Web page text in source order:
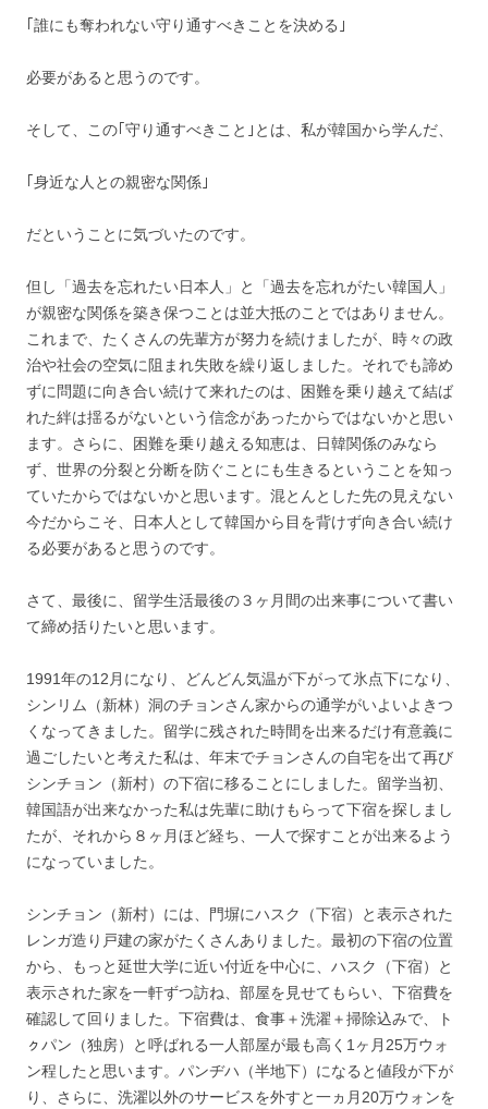
｢誰にも奪われない守り通すべきことを決める｣
必要があると思うのです。
そして、この｢守り通すべきこと｣とは、私が韓国から学んだ、
｢身近な人との親密な関係｣
だということに気づいたのです。
但し「過去を忘れたい日本人」と「過去を忘れがたい韓国人」
が親密な関係を築き保つことは並大抵のことではありません。
これまで、たくさんの先輩方が努力を続けましたが、時々の政
治や社会の空気に阻まれ失敗を繰り返しました。それでも諦め
ずに問題に向き合い続けて来れたのは、困難を乗り越えて結ば
れた絆は揺るがないという信念があったからではないかと思い
ます。さらに、困難を乗り越える知恵は、日韓関係のみなら
ず、世界の分裂と分断を防ぐことにも生きるということを知っ
ていたからではないかと思います。混とんとした先の見えない
今だからこそ、日本人として韓国から目を背けず向き合い続け
る必要があると思うのです。
さて、最後に、留学生活最後の３ヶ月間の出来事について書い
て締め括りたいと思います。
1991年の12月になり、どんどん気温が下がって氷点下になり、
シンリム（新林）洞のチョンさん家からの通学がいよいよきつ
くなってきました。留学に残された時間を出来るだけ有意義に
過ごしたいと考えた私は、年末でチョンさんの自宅を出て再び
シンチョン（新村）の下宿に移ることにしました。留学当初、
韓国語が出来なかった私は先輩に助けもらって下宿を探しまし
たが、それから８ヶ月ほど経ち、一人で探すことが出来るよう
になっていました。
シンチョン（新村）には、門塀にハスク（下宿）と表示された
レンガ造り戸建の家がたくさんありました。最初の下宿の位置
から、もっと延世大学に近い付近を中心に、ハスク（下宿）と
表示された家を一軒ずつ訪ね、部屋を見せてもらい、下宿費を
確認して回りました。下宿費は、食事＋洗濯＋掃除込みで、ト
ㇰパン（独房）と呼ばれる一人部屋が最も高く1ヶ月25万ウォ
ン程したと思います。パンヂハ（半地下）になると値段が下が
り、さらに、洗濯以外のサービスを外すと一ヵ月20万ウォンを